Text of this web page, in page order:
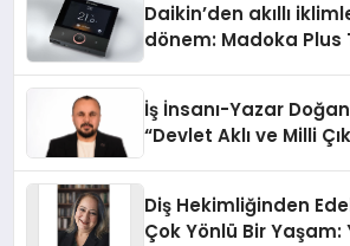
Daikin’den akıllı
dönem: Madoka Plus
İş İnsanı-Yazar
“Devlet Aklı ve Milli
Diş Hekimliğinden
Çok Yönlü Bir Yaşam: